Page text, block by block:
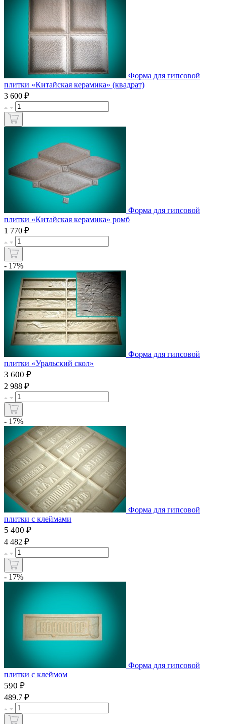
Форма для гипсовой
плитки «Китайская керамика» (квадрат)
3 600 ₽
Форма для гипсовой
плитки «Китайская керамика» ромб
1 770 ₽
- 17%
Форма для гипсовой
плитки «Уральский скол»
3 600 ₽
2 988 ₽
- 17%
Форма для гипсовой
плитки с клеймами
5 400 ₽
4 482 ₽
- 17%
Форма для гипсовой
плитки с клеймом
590 ₽
489.7 ₽